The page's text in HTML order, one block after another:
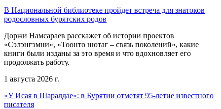
В Национальной библиотеке пройдет встреча для знатоков
родословных бурятских родов
Доржи Намсараев расскажет об истории проектов
«Сэлэнгэмни», «Тоонто нютаг – связь поколений», какие
книги были изданы за это время и что вдохновляет его
продолжать работу.
1 августа 2026 г.
«У Исая в Шаралдае»: в Бурятии отметят 95-летие известного
писателя